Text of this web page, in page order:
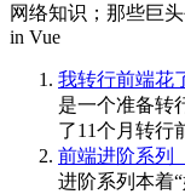
网络知识；那些巨
in Vue
我转行前端花
是一个准备转
了11个月转行
前端进阶系列
进阶系列本着